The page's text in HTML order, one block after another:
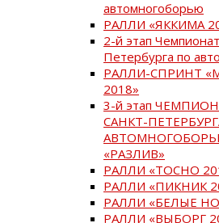
автомногоборью
РАЛЛИ «ЯККИМА
2-й этап
Петербурга по
РАЛЛИ-СПРИНТ
2018»
3-й этап
САНКТ-
«РАЗЛИВ»
РАЛЛИ «ТОСНО
РАЛЛИ «ПИКНИК
РАЛЛИ «БЕЛЫЕ
РАЛЛИ «ВЫБОРГ